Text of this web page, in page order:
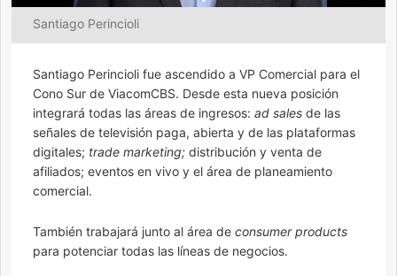
Santiago Perincioli
Santiago Perincioli fue ascendido a VP Comercial para el
Cono Sur de ViacomCBS. Desde esta nueva posición
integrará todas las áreas de ingresos: ad sales de las
señales de televisión paga, abierta y de las plataformas
digitales; trade marketing; distribución y venta de
afiliados; eventos en vivo y el área de planeamiento
comercial.
También trabajará junto al área de consumer products
para potenciar todas las líneas de negocios.